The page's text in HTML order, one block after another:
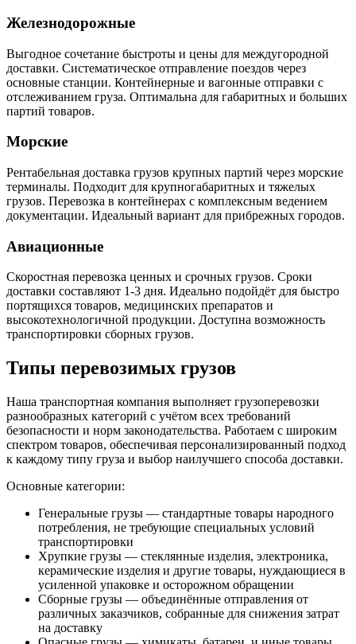
Железнодорожные
Выгодное сочетание быстроты и цены для междугородной
доставки. Систематическое отправление поездов через
основные станции. Контейнерные и вагонные отправки с
отслеживанием груза. Оптимальна для габаритных и больших
партий товаров.
Морские
Рентабельная доставка грузов крупных партий через морские
терминалы. Подходит для крупногабаритных и тяжелых
грузов. Перевозка в контейнерах с комплексным ведением
документации. Идеальный вариант для прибрежных городов.
Авиационные
Скоростная перевозка ценных и срочных грузов. Сроки
доставки составляют 1-3 дня. Идеально подойдёт для быстро
портящихся товаров, медицинских препаратов и
высокотехнологичной продукции. Доступна возможность
транспортировки сборных грузов.
Типы перевозимых грузов
Наша транспортная компания выполняет грузоперевозки
разнообразных категорий с учётом всех требований
безопасности и норм законодательства. Работаем с широким
спектром товаров, обеспечивая персонализированный подход
к каждому типу груза и выбор наилучшего способа доставки.
Основные категории:
Генеральные грузы — стандартные товары народного
потребления, не требующие специальных условий
транспортировки
Хрупкие грузы — стеклянные изделия, электроника,
керамические изделия и другие товары, нуждающиеся в
усиленной упаковке и осторожном обращении
Сборные грузы — объединённые отправления от
различных заказчиков, собранные для снижения затрат
на доставку